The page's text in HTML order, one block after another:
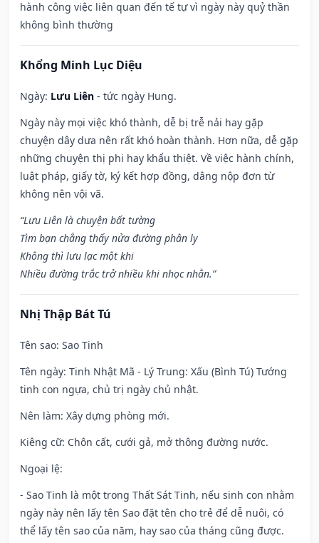
hành công việc liên quan đến tế tự vì ngày này quỷ thần
không bình thường
Khổng Minh Lục Diệu
Ngày: Lưu Liên - tức ngày Hung.
Ngày này mọi việc khó thành, dễ bị trễ nải hay gặp
chuyện dây dưa nên rất khó hoàn thành. Hơn nữa, dễ gặp
những chuyện thị phi hay khẩu thiệt. Về việc hành chính,
luật pháp, giấy tờ, ký kết hợp đồng, dâng nộp đơn từ
không nên vội vã.
“Lưu Liên là chuyện bất tường
Tìm bạn chẳng thấy nửa đường phân ly
Không thì lưu lạc một khi
Nhiều đường trắc trở nhiều khi nhọc nhằn.”
Nhị Thập Bát Tú
Tên sao: Sao Tinh
Tên ngày: Tinh Nhật Mã - Lý Trung: Xấu (Bình Tú) Tướng
tinh con ngựa, chủ trị ngày chủ nhật.
Nên làm: Xây dựng phòng mới.
Kiêng cữ: Chôn cất, cưới gả, mở thông đường nước.
Ngoại lệ:
- Sao Tinh là một trong Thất Sát Tinh, nếu sinh con nhằm
ngày này nên lấy tên Sao đặt tên cho trẻ để dễ nuôi, có
thể lấy tên sao của năm, hay sao của tháng cũng được.